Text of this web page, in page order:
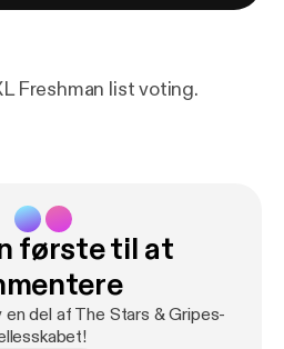
Freshman list voting.
første til at
en del af The Stars & Gripes-